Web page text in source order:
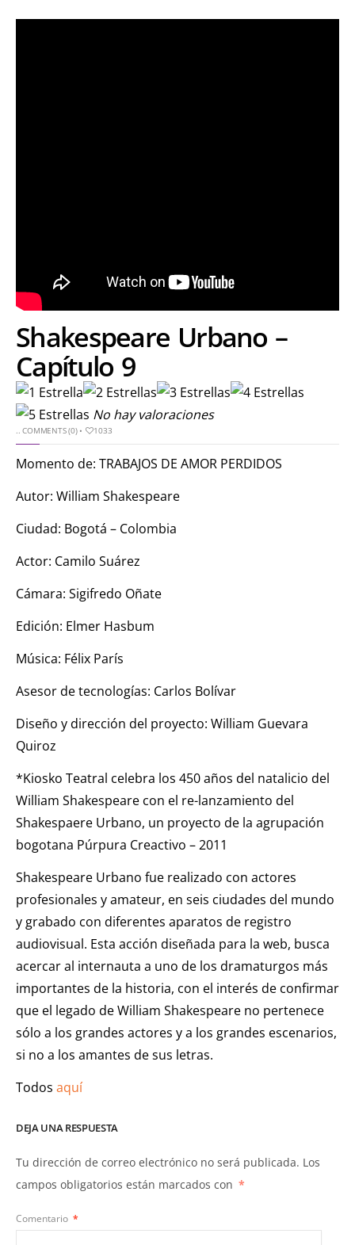
Shakespeare Urbano –
Capítulo 9
No hay valoraciones
..COMMENTS (0)• 1033
Momento de: TRABAJOS DE AMOR PERDIDOS
Autor: William Shakespeare
Ciudad: Bogotá – Colombia
Actor: Camilo Suárez
Cámara: Sigifredo Oñate
Edición: Elmer Hasbum
Música: Félix París
Asesor de tecnologías: Carlos Bolívar
Diseño y dirección del proyecto: William Guevara
Quiroz
*Kiosko Teatral celebra los 450 años del natalicio del
William Shakespeare con el re-lanzamiento del
Shakespaere Urbano, un proyecto de la agrupación
bogotana Púrpura Creactivo – 2011
Shakespeare Urbano fue realizado con actores
profesionales y amateur, en seis ciudades del mundo
y grabado con diferentes aparatos de registro
audiovisual. Esta acción diseñada para la web, busca
acercar al internauta a uno de los dramaturgos más
importantes de la historia, con el interés de confirmar
que el legado de William Shakespeare no pertenece
sólo a los grandes actores y a los grandes escenarios,
si no a los amantes de sus letras.
Todos aquí
DEJA UNA RESPUESTA
Tu dirección de correo electrónico no será publicada. Los
campos obligatorios están marcados con *
Comentario *